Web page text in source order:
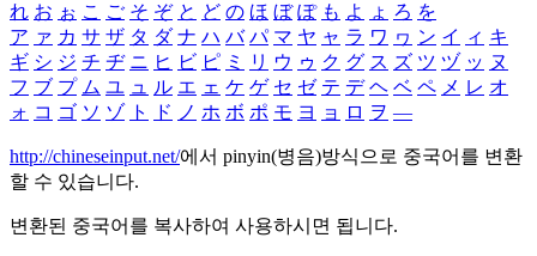
れ お ぉ こ ご そ ぞ と ど の ほ ぼ ぽ も よ ょ ろ を
ア ァ カ サ ザ タ ダ ナ ハ バ パ マ ヤ ャ ラ ワ ヮ ン イ ィ キ
ギ シ ジ チ ヂ ニ ヒ ビ ピ ミ リ ウ ゥ ク グ ス ズ ツ ヅ ッ ヌ
フ ブ プ ム ユ ュ ル エ ェ ケ ゲ セ ゼ テ デ ヘ ベ ペ メ レ オ
ォ コ ゴ ソ ゾ ト ド ノ ホ ボ ポ モ ヨ ョ ロ ヲ ―
http://chineseinput.net/에서 pinyin(병음)방식으로 중국어를 변환
할 수 있습니다.
변환된 중국어를 복사하여 사용하시면 됩니다.